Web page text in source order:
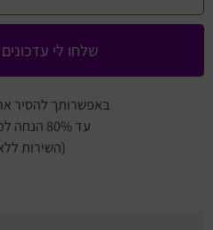
שלחו לי
באפשרותך להסיר
עד 80% הנחה למגוון מופעים
(השירות